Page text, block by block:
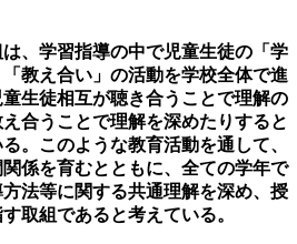
は、学習指導の中で児童生徒の「学
教え合い」の活動を学校全体で進
生徒相互が聴き合うことで理解の
合うことで理解を深めたりすると
。このような教育活動を通して、
係を育むとともに、全ての学年で
法等に関する共通理解を深め、授
取組であると考えている。